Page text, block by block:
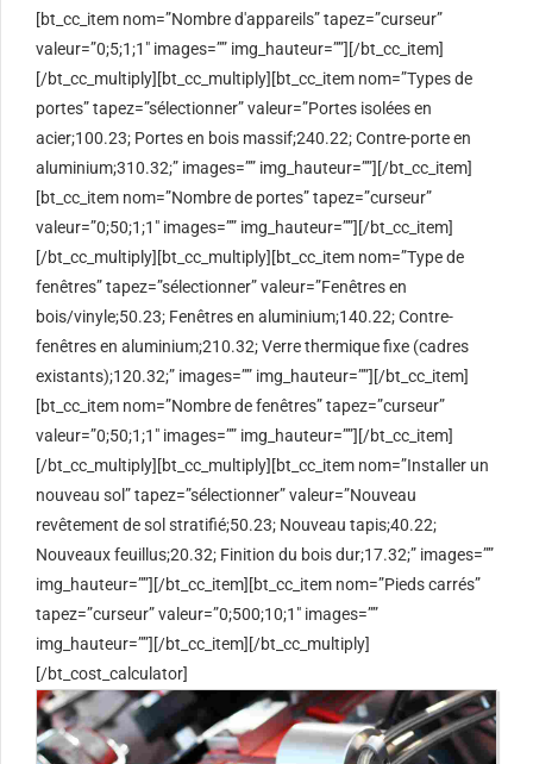
[bt_cc_item nom=”Nombre d'appareils” tapez=”curseur”
valeur=”0;5;1;1″ images=”” img_hauteur=””][/bt_cc_item]
[/bt_cc_multiply][bt_cc_multiply][bt_cc_item nom=”Types de
portes” tapez=”sélectionner” valeur=”Portes isolées en
acier;100.23; Portes en bois massif;240.22; Contre-porte en
aluminium;310.32;” images=”” img_hauteur=””][/bt_cc_item]
[bt_cc_item nom=”Nombre de portes” tapez=”curseur”
valeur=”0;50;1;1″ images=”” img_hauteur=””][/bt_cc_item]
[/bt_cc_multiply][bt_cc_multiply][bt_cc_item nom=”Type de
fenêtres” tapez=”sélectionner” valeur=”Fenêtres en
bois/vinyle;50.23; Fenêtres en aluminium;140.22; Contre-
fenêtres en aluminium;210.32; Verre thermique fixe (cadres
existants);120.32;” images=”” img_hauteur=””][/bt_cc_item]
[bt_cc_item nom=”Nombre de fenêtres” tapez=”curseur”
valeur=”0;50;1;1″ images=”” img_hauteur=””][/bt_cc_item]
[/bt_cc_multiply][bt_cc_multiply][bt_cc_item nom=”Installer un
nouveau sol” tapez=”sélectionner” valeur=”Nouveau
revêtement de sol stratifié;50.23; Nouveau tapis;40.22;
Nouveaux feuillus;20.32; Finition du bois dur;17.32;” images=””
img_hauteur=””][/bt_cc_item][bt_cc_item nom=”Pieds carrés”
tapez=”curseur” valeur=”0;500;10;1″ images=””
img_hauteur=””][/bt_cc_item][/bt_cc_multiply]
[/bt_cost_calculator]